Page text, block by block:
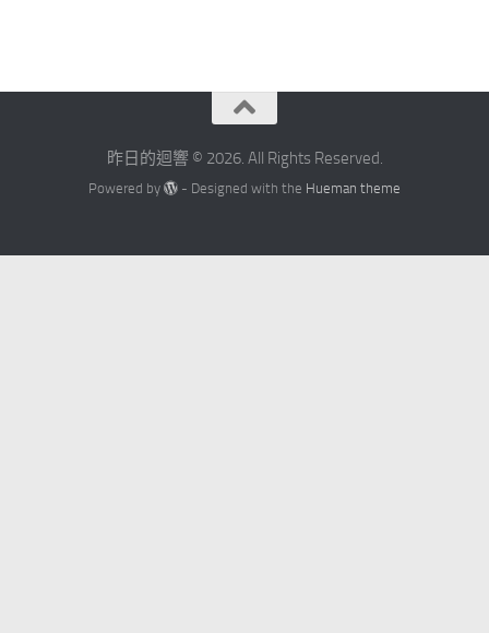
昨日的迴響 © 2026. All Rights Reserved.
Powered by - Designed with the Hueman theme